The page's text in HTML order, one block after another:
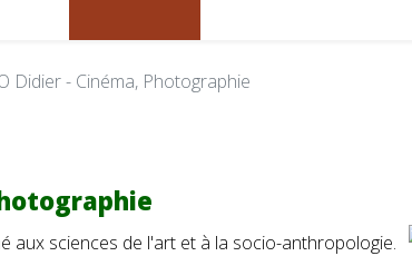
Didier - Cinéma, Photographie
aux sciences de l'art et à la socio-anthropologie.